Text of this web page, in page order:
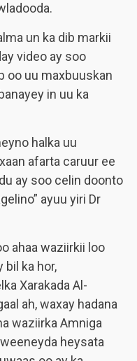
un ka dib markii
video ay soo
oo uu maxbuuskan
in uu ka
halka uu
afarta caruur ee
ay soo celin doonto
ayuu yiri Dr
ahaa waziirkii loo
bil ka hor,
Xarakada Al-
ah, waxay hadana
waziirka Amniga
heysata